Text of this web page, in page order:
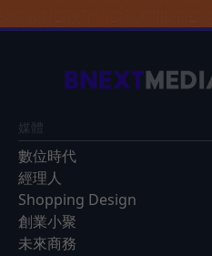
媒體
數位時代
經理人
Shopping Design
創業小聚
未來商務